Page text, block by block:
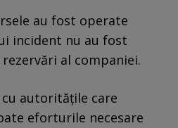
au fost operate
incident nu au fost
al companiei.
autoritățile care
eforturile necesare